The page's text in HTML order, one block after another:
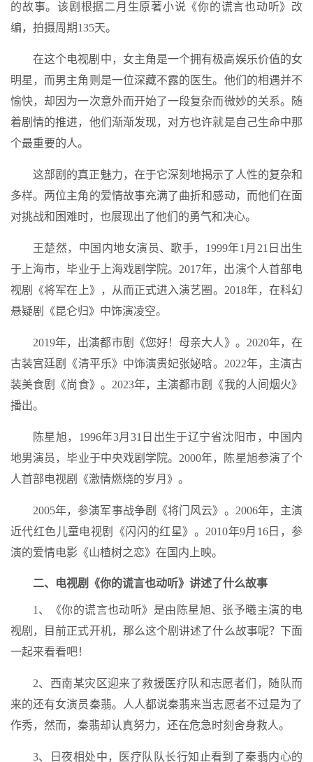
的故事。该剧根据二月生原著小说《你的谎言也动听》改
编，拍摄周期135天。
在这个电视剧中，女主角是一个拥有极高娱乐价值的女
明星，而男主角则是一位深藏不露的医生。他们的相遇并不
愉快，却因为一次意外而开始了一段复杂而微妙的关系。随
着剧情的推进，他们渐渐发现，对方也许就是自己生命中那
个最重要的人。
这部剧的真正魅力，在于它深刻地揭示了人性的复杂和
多样。两位主角的爱情故事充满了曲折和感动，而他们在面
对挑战和困难时，也展现出了他们的勇气和决心。
王楚然，中国内地女演员、歌手，1999年1月21日出生
于上海市，毕业于上海戏剧学院。2017年，出演个人首部电
视剧《将军在上》，从而正式进入演艺圈。2018年，在科幻
悬疑剧《昆仑归》中饰演凌空。
2019年，出演都市剧《您好！母亲大人》。2020年，在
古装宫廷剧《清平乐》中饰演贵妃张妼晗。2022年，主演古
装美食剧《尚食》。2023年，主演都市剧《我的人间烟火》
播出。
陈星旭，1996年3月31日出生于辽宁省沈阳市，中国内
地男演员，毕业于中央戏剧学院。2000年，陈星旭参演了个
人首部电视剧《激情燃烧的岁月》。
2005年，参演军事战争剧《将门风云》。2006年，主演
近代红色儿童电视剧《闪闪的红星》。2010年9月16日，参
演的爱情电影《山楂树之恋》在国内上映。
二、电视剧《你的谎言也动听》讲述了什么故事
1、《你的谎言也动听》是由陈星旭、张予曦主演的电
视剧，目前正式开机，那么这个剧讲述了什么故事呢？下面
一起来看看吧！
2、西南某灾区迎来了救援医疗队和志愿者们，随队而
来的还有女演员秦翡。人人都说秦翡来当志愿者不过是为了
作秀，然而，秦翡却认真努力，还在危急时刻舍身救人。
3、日夜相处中，医疗队队长行知止看到了秦翡内心的